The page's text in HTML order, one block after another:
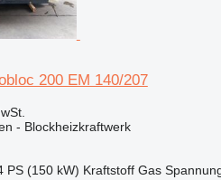
200 EM 140/207
- Blockheizkraftwerk
PS (150 kW) Kraftstoff Gas